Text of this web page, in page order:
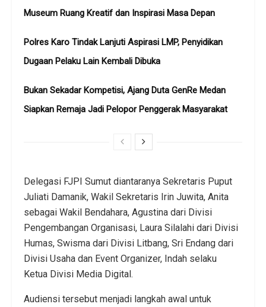
Museum Ruang Kreatif dan Inspirasi Masa Depan
Polres Karo Tindak Lanjuti Aspirasi LMP, Penyidikan
Dugaan Pelaku Lain Kembali Dibuka
Bukan Sekadar Kompetisi, Ajang Duta GenRe Medan
Siapkan Remaja Jadi Pelopor Penggerak Masyarakat
Delegasi FJPI Sumut diantaranya Sekretaris Puput
Juliati Damanik, Wakil Sekretaris Irin Juwita, Anita
sebagai Wakil Bendahara, Agustina dari Divisi
Pengembangan Organisasi, Laura Silalahi dari Divisi
Humas, Swisma dari Divisi Litbang, Sri Endang dari
Divisi Usaha dan Event Organizer, Indah selaku
Ketua Divisi Media Digital.
Audiensi tersebut menjadi langkah awal untuk